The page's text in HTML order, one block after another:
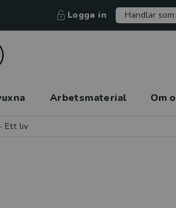
Logga in Handlar som:
Arbetsmaterial Om
Ett liv